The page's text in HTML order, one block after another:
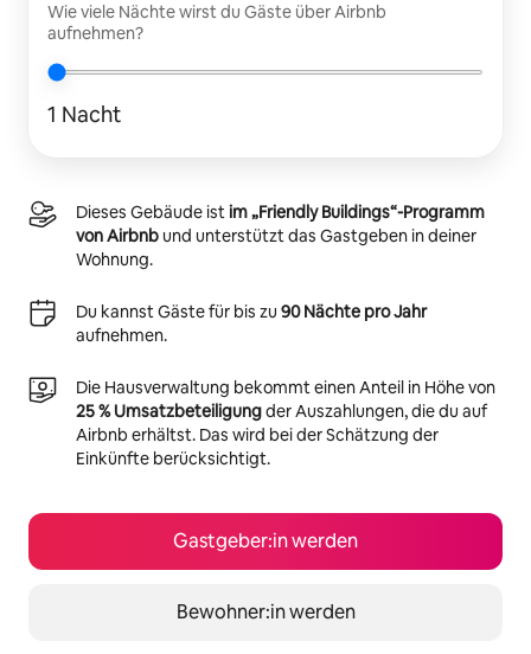
Wie viele Nächte wirst du Gäste über Airbnb
aufnehmen?
1 Nacht
Dieses Gebäude istim „Friendly Buildings“-Programm
von Airbnbund unterstützt das Gastgeben in deiner
Wohnung.
Du kannst Gäste für bis zu 90 Nächte pro Jahr
aufnehmen.
Die Hausverwaltung bekommt einen Anteil in Höhe von
25 % Umsatzbeteiligungder Auszahlungen, die du auf
Airbnb erhältst. Das wird bei der Schätzung der
Einkünfte berücksichtigt.
Gastgeber:in werden
Bewohner:in werden